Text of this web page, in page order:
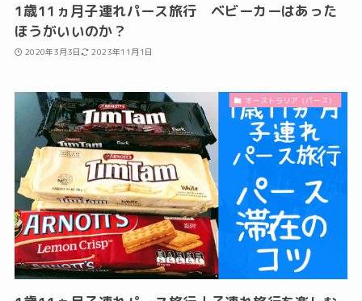
1歳11ヵ月子連れパース旅行 ベビーカーはあった
ほうがいいのか？
2020年3月3日 2023年11月1日
オーストラリア（パース）